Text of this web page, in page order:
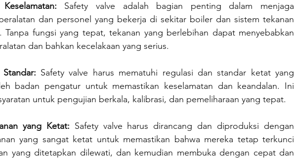
Safety valve adalah bagian penting dalam menjaga
dan personel yang bekerja di sekitar boiler dan sistem tekanan
Tanpa fungsi yang tepat, tekanan yang berlebihan dapat menyebabkan
dan bahkan kecelakaan yang serius.
Safety valve harus mematuhi regulasi dan standar ketat yang
badan pengatur untuk memastikan keselamatan dan keandalan. Ini
untuk pengujian berkala, kalibrasi, dan pemeliharaan yang tepat.
yang Ketat: Safety valve harus dirancang dan diproduksi dengan
yang sangat ketat untuk memastikan bahwa mereka tetap terkunci
yang ditetapkan dilewati, dan kemudian membuka dengan cepat dan